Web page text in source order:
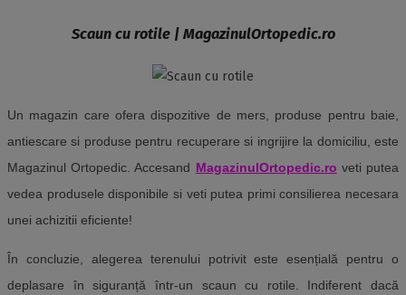
Scaun cu rotile | MagazinulOrtopedic.ro
Un magazin care ofera dispozitive de mers, produse pentru baie,
antiescare si produse pentru recuperare si ingrijire la domiciliu, este
Magazinul Ortopedic. Accesand MagazinulOrtopedic.ro veti putea
vedea produsele disponibile si veti putea primi consilierea necesara
unei achizitii eficiente!
În concluzie, alegerea terenului potrivit este esențială pentru o
deplasare în siguranță într-un scaun cu rotile. Indiferent dacă